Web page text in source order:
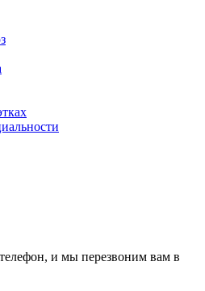
и мы перезвоним вам в